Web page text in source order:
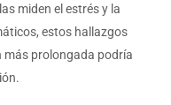
miden el estrés y la
estos hallazgos
más prolongada podría